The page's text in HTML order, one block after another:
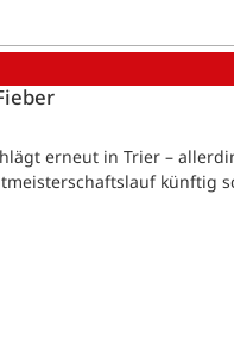
erneut in Trier –
künftig